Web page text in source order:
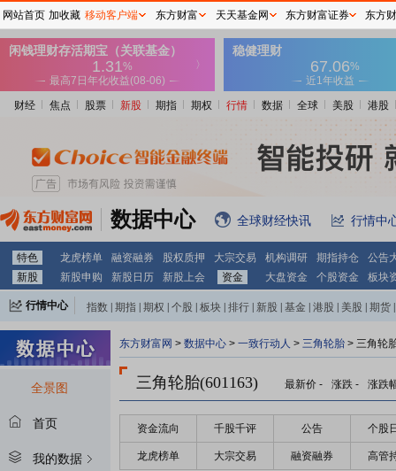
财经 焦点 股票 新股 期指 期权 行情 数据 全球 美股 港股
数据中心 全球财经快讯 行情中
特色 龙虎榜单 融资融券 股权质押 大宗交易 机构调研 期指持仓
公告
新股
新股申购 新股日历 新股上会 资金 大盘资金 个股资金 板块
行情中心 指数 期指 期权 个股 板块 排行 新股 基金 港股 美股 期货
全景图
首页
我的数据
东方财富网 > 数据中心 > 一致行动人 > 三角轮胎 > 三角轮
三角轮胎(601163) 最新价 - 涨跌 - 涨跌
资金流向 千股千评 公告 个股
龙虎榜单 大宗交易 融资融券 高管
网站首页 加收藏 移动客户端 东方财富 天天基金网 东方财富证券 东方